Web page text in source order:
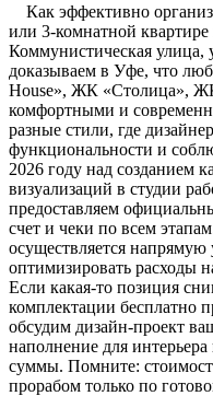
Как эффективно
или 3-комнатной
Коммунистическая
доказываем в Уфе, что
House», ЖК «Столица»,
комфортными и
разные стили, где
функциональности и
2026 году над созданием
визуализаций в студии
предоставляем
счет и чеки по всем
осуществляется
оптимизировать расходы
Если какая-то позиция
комплектации бесплатно
обсудим дизайн-проект
наполнение для
суммы. Помните:
прорабом только по